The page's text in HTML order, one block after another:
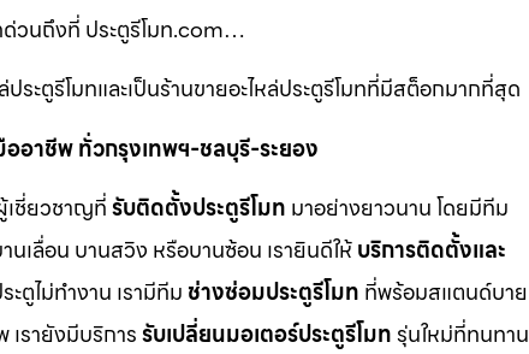
ด่วนถึงที่ ประตูรีโมท.com…
ะตูรีโมทและเป็นร้านขายอะไหล่ประตูรีโมทที่มีสต็อกมากที่สุด
อาชีพ ทั่วกรุงเทพฯ-ชลบุรี-ระยอง
เชี่ยวชาญที่รับติดตั้งประตูรีโมท มาอย่างยาวนาน โดยมีทีม
นเลื่อน บานสวิง หรือบานซ้อน เรายินดีให้บริการติดตั้งและ
ตูไม่ทำงาน เรามีทีม ช่างซ่อมประตูรีโมท ที่พร้อมสแตนด์บาย
เรายังมีบริการรับเปลี่ยนมอเตอร์ประตูรีโมทรุ่นใหม่ที่ทนทาน